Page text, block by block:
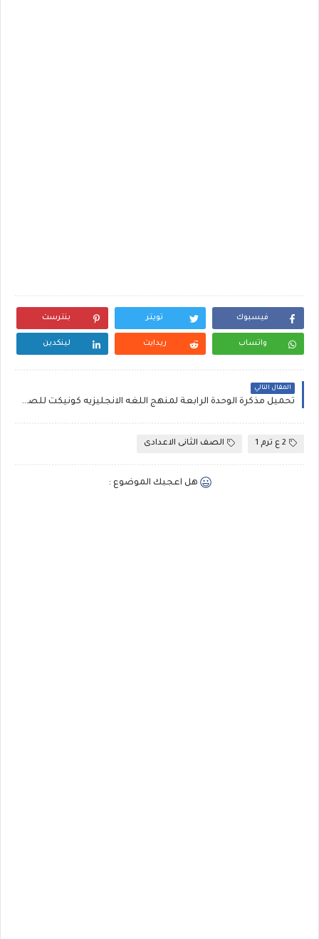
فيسبوك تويتر بنترست
واتساب ريدايت لينكدين
المقال التالي
تحميل مذكرة الوحدة الرابعة لمنهج اللغه الانجليزيه كونيكت للصف الثالث الابتدائي 2021 (شرح وتدريبات واملاء وواجب منزلى )
2 ع ترم 1 الصف الثانى الاعدادى
هل اعجبك الموضوع :